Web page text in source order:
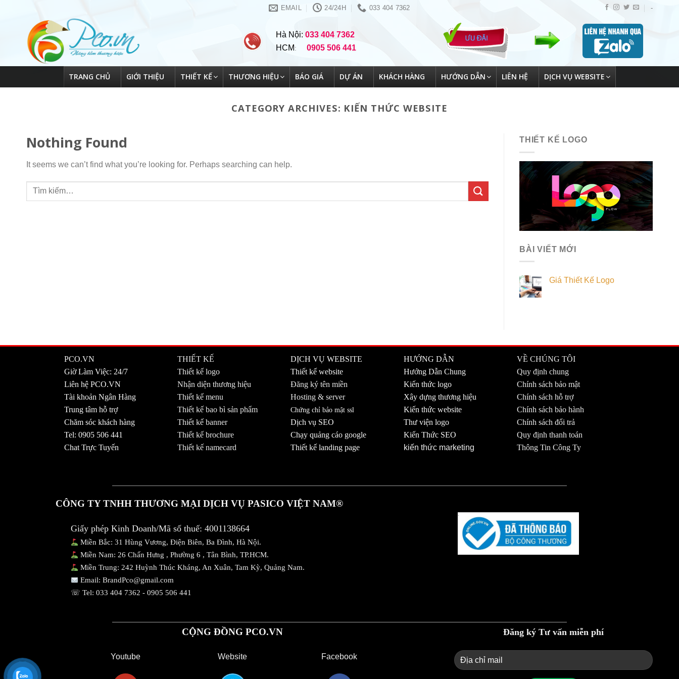
EMAIL 24/24H 033 404 7362 -
Hà Nội:033 404 7362
HCM:0905 506 441
TRANG CHỦ GIỚI THIỆU THIẾT KẾ THƯƠNG HIỆU BÁO GIÁ DỰ ÁN KHÁCH HÀNG HƯỚNG DẪN LIÊN HỆ DỊCH VỤ WEBSITE
CATEGORY ARCHIVES: KIẾN THỨC WEBSITE
Nothing Found
It seems we can’t find what you’re looking for. Perhaps searching can help.
THIẾT KẾ LOGO
BÀI VIẾT MỚI
Giá Thiết Kế Logo
PCO.VN
Giờ Làm Việc: 24/7
Liên hệ PCO.VN
Tài khoản Ngân Hàng
Trung tâm hỗ trợ
Chăm sóc khách hàng
Tel: 0905 506 441
Chat Trực Tuyến
THIẾT KẾ
Thiết kế logo
Nhận diện thương hiệu
Thiết kế menu
Thiết kế bao bì sản phẩm
Thiết kế banner
Thiết kế brochure
Thiết kế namecard
DỊCH VỤ WEBSITE
Thiết kế website
Đăng ký tên miền
Hosting & server
Chứng chỉ bảo mật ssl
Dịch vụ SEO
Chạy quảng cáo google
Thiết kế landing page
HƯỚNG DẪN
Hướng Dẫn Chung
Kiến thức logo
Xây dựng thương hiệu
Kiến thức website
Thư viện logo
Kiến Thức SEO
kiến thức marketing
VỀ CHÚNG TÔI
Quy định chung
Chính sách bảo mật
Chính sách hỗ trợ
Chính sách bảo hành
Chính sách đổi trả
Quy định thanh toán
Thông Tin Công Ty
CÔNG TY TNHH THƯƠNG MẠI DỊCH VỤ PASICO VIỆT NAM®
Giấy phép Kinh Doanh/Mã số thuế: 4001138664
Miền Bắc: 31 Hùng Vương, Điện Biên, Ba Đình, Hà Nội.
Miền Nam: 26 Chấn Hưng , Phường 6 , Tân Bình, TP.HCM.
Miền Trung: 242 Huỳnh Thúc Kháng, An Xuân, Tam Kỳ, Quảng Nam.
Email:BrandPco@gmail.com
☏ Tel: 033 404 7362 - 0905 506 441
CỘNG ĐỒNG PCO.VN
Youtube Website Facebook
Đăng ký Tư vấn miễn phí